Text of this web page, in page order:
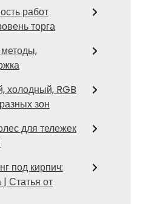
работ
торга
холодный, RGB
зон
для тележек
под кирпич:
Статья от